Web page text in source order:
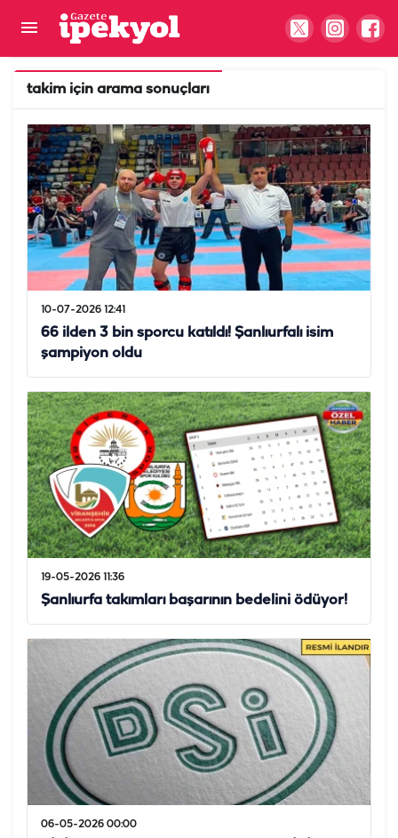
takim için arama sonuçları
10-07-2026 12:41
66 ilden 3 bin sporcu katıldı! Şanlıurfalı isim
şampiyon oldu
19-05-2026 11:36
Şanlıurfa takımları başarının bedelini ödüyor!
06-05-2026 00:00